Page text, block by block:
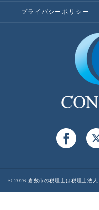
プライバシーポリシー
© 2026 倉敷市の税理士は税理士法